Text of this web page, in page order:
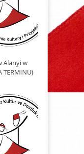
Alanyi w
TERMINU)